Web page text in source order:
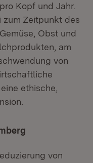
Kopf und Jahr.
zum Zeitpunkt des
Obst und
am
von
ethische,
von